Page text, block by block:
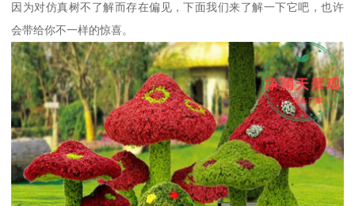
因为对仿真树不了解而存在偏见，下面我们来了解一下它吧，也许
会带给你不一样的惊喜。